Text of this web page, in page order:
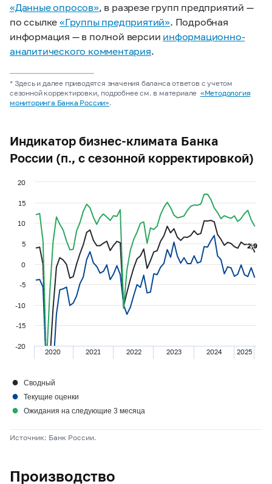
«Данные опросов», в разрезе групп предприятий —
по ссылке«Группы предприятий». Подробная
информация — в полной версии информационно-
аналитического комментария.
* Здесь и далее приводятся значения баланса ответов с учетом
сезонной корректировки, подробнее см. в материале «Методология
мониторинга Банка России».
Индикатор бизнес-климата Банка
России (п., с сезонной корректировкой)
2,9
2,9
2020 2021 2022 2023 2024 2025
-20
-15
-10
-5
0
5
10
15
20
● Сводный
● Текущие оценки
● Ожидания на следующие 3 месяца
Источник: Банк России.
Производство